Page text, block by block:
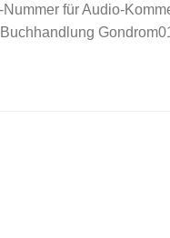
Nummer für Audio-